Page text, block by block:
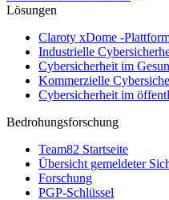
Lösungen
Claroty xDome -
Industrielle
Cybersicherheit im
Kommerzielle
Cybersicherheit im
Bedrohungsforschung
Team82 Startseite
Übersicht gemeldeter
Forschung
PGP-Schlüssel